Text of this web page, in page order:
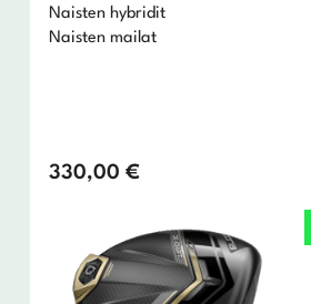
Naisten hybridit
Naisten mailat
330,00 €